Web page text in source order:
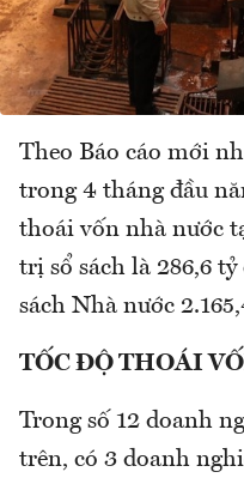
Theo Báo cáo mới
trong 4 tháng đầu
thoái vốn nhà nước
trị sổ sách là 286,6
sách Nhà nước
TỐC ĐỘ THOÁI
Trong số 12 doanh
trên, có 3 doanh